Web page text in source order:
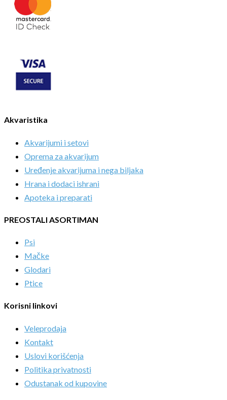
Akvaristika
Akvarijumi i setovi
Oprema za akvarijum
Uređenje akvarijuma i nega biljaka
Hrana i dodaci ishrani
Apoteka i preparati
PREOSTALI ASORTIMAN
Psi
Mačke
Glodari
Ptice
Korisni linkovi
Veleprodaja
Kontakt
Uslovi korišćenja
Politika privatnosti
Odustanak od kupovine